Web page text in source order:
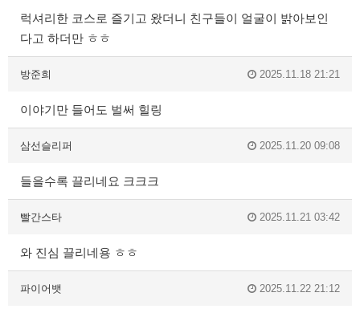
럭셔리한 코스로 즐기고 왔더니 친구들이 얼굴이 밝아보인
다고 하더만 ㅎㅎ
방준희 2025.11.18 21:21
이야기만 들어도 벌써 힐링
삼선슬리퍼 2025.11.20 09:08
들을수록 끌리네요 크크크
빨간스타 2025.11.21 03:42
와 진심 끌리네용 ㅎㅎ
파이어뱃 2025.11.22 21:12